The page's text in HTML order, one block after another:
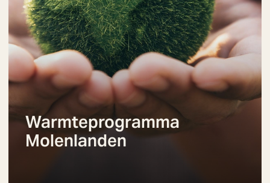
Warmteprogramma
Molenlanden